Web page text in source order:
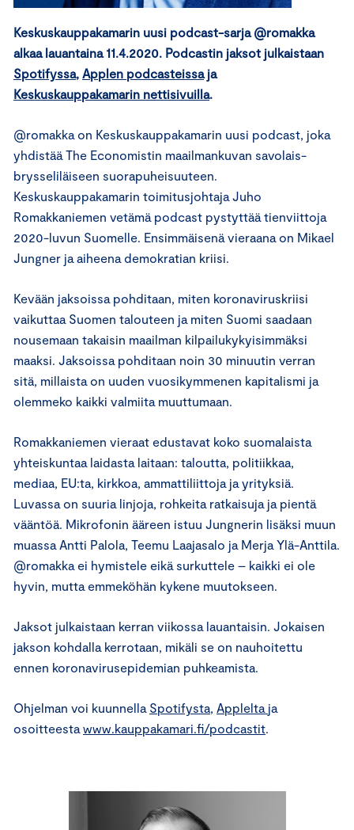
Keskuskauppakamarin uusi podcast-sarja @romakka
alkaa lauantaina 11.4.2020. Podcastin jaksot julkaistaan
Spotifyssa, Applen podcasteissaja
Keskuskauppakamarin nettisivuilla.
@romakka on Keskuskauppakamarin uusi podcast, joka
yhdistää The Economistin maailmankuvan savolais-
brysseliläiseen suorapuheisuuteen.
Keskuskauppakamarin toimitusjohtaja Juho
Romakkaniemen vetämä podcast pystyttää tienviittoja
2020-luvun Suomelle. Ensimmäisenä vieraana on Mikael
Jungner ja aiheena demokratian kriisi.
Kevään jaksoissa pohditaan, miten koronaviruskriisi
vaikuttaa Suomen talouteen ja miten Suomi saadaan
nousemaan takaisin maailman kilpailukykyisimmäksi
maaksi. Jaksoissa pohditaan noin 30 minuutin verran
sitä, millaista on uuden vuosikymmenen kapitalismi ja
olemmeko kaikki valmiita muuttumaan.
Romakkaniemen vieraat edustavat koko suomalaista
yhteiskuntaa laidasta laitaan: taloutta, politiikkaa,
mediaa, EU:ta, kirkkoa, ammattiliittoja ja yrityksiä.
Luvassa on suuria linjoja, rohkeita ratkaisuja ja pientä
vääntöä. Mikrofonin ääreen istuu Jungnerin lisäksi muun
muassa Antti Palola, Teemu Laajasalo ja Merja Ylä-Anttila.
@romakka ei hymistele eikä surkuttele – kaikki ei ole
hyvin, mutta emmeköhän kykene muutokseen.
Jaksot julkaistaan kerran viikossa lauantaisin. Jokaisen
jakson kohdalla kerrotaan, mikäli se on nauhoitettu
ennen koronavirusepidemian puhkeamista.
Ohjelman voi kuunnella Spotifysta, Applelta ja
osoitteesta www.kauppakamari.fi/podcastit.